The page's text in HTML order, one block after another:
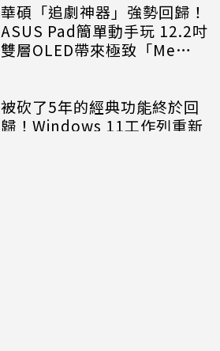
華碩「追劇神器」強勢回歸！
ASUS Pad簡單動手玩 12.2吋
雙層OLED帶來極致「Me
被砍了5年的經典功能終於回
歸！Windows 11工作列重新